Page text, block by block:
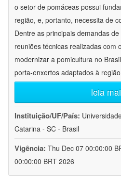
o setor de pomáceas possui
região, e, portanto, necessita de
Dentre as principais demandas
reuniões técnicas realizadas com
modernizar a pomicultura no
porta-enxertos adaptados à
leia
Instituição/UF/País:
Catarina - SC - Brasil
Vigência: Thu Dec 07 00:00:00
00:00:00 BRT 2026